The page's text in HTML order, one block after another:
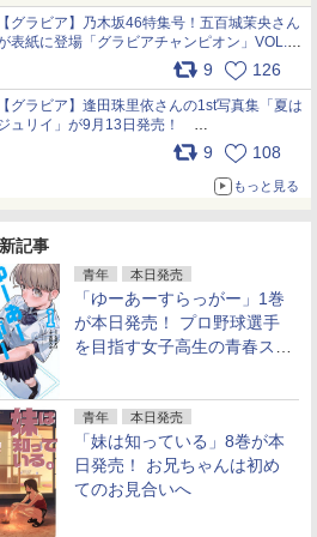
犬たちへ… pic.x.com/hEr88DgVyD
グラビア】乃木坂46特集号！五百城茉央さん
表紙に登場「グラビアチャンピオン」VOL.13
日発売 先行カットを一部公開
9 126
グラビア】逢田珠里依さんの1st写真集「夏は
ュリイ」が9月13日発売！
9 108
もっと見る
記事
青年 本日発売
「ゆーあーすらっがー」1巻
が本日発売！ プロ野球選手
を目指す女子高生の青春スト
青年 本日発売
「妹は知っている」8巻が本
日発売！ お兄ちゃんは初め
てのお見合いへ